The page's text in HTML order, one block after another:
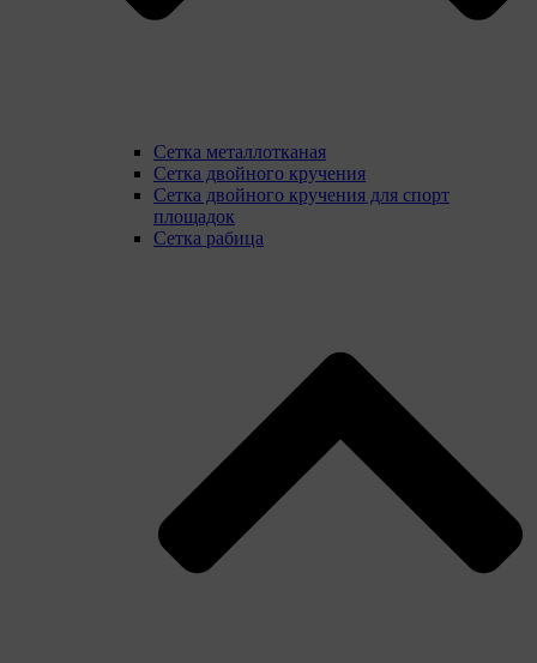
Сетка металлотканая
Сетка двойного кручения
Сетка двойного кручения для спорт
площадок
Сетка рабица